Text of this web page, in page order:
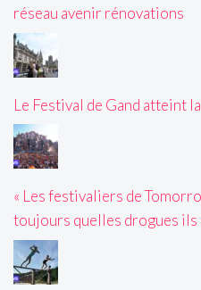
réseau avenir rénovations
Le Festival de Gand atteint
« Les festivaliers de
toujours quelles drogues ils